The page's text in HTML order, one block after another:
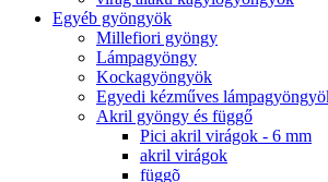
Egyéb gyöngyök
Millefiori gyöngy
Lámpagyöngy
Kockagyöngyök
Egyedi kézműves
Akril gyöngy és függő
Pici akril virágok - 6 mm
akril virágok
függõ